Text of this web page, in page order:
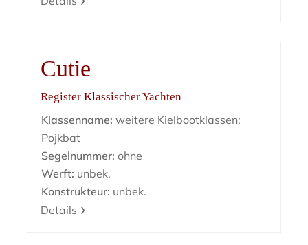
Cutie
Register Klassischer Yachten
Klassenname: weitere Kielbootklassen:
Pojkbat
Segelnummer: ohne
Werft: unbek.
Konstrukteur: unbek.
Details